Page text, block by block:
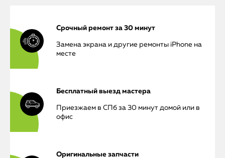
Срочный ремонт за 30 минут
Замена экрана и другие ремонты iPhone на
месте
Бесплатный выезд мастера
Приезжаем в СПб за 30 минут домой или в
офис
Оригинальные запчасти